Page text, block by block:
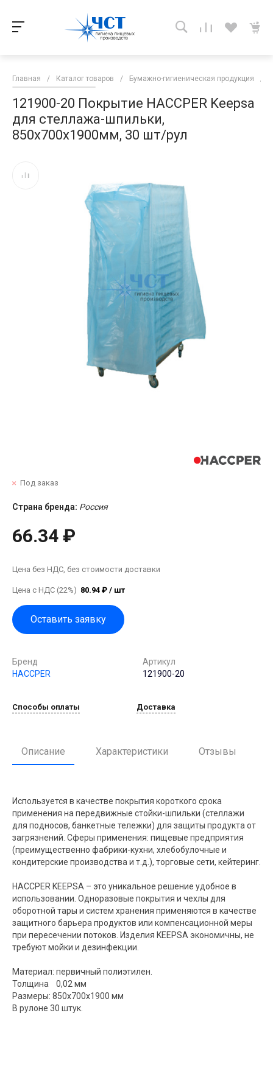
Главная / Каталог товаров / Бумажно-гигиеническая продукция /
121900-20 Покрытие HACCPER Keepsa
для стеллажа-шпильки,
850х700х1900мм, 30 шт/рул
Под заказ
Страна бренда: Россия
66.34 ₽
Цена без НДС, без стоимости доставки
Цена с НДС (22%) 80.94 ₽ / шт
Оставить заявку
Бренд
HACCPER
Артикул
121900-20
Способы оплаты Доставка
Описание Характеристики Отзывы
Используется в качестве покрытия короткого срока
применения на передвижные стойки-шпильки (стеллажи
для подносов, банкетные тележки) для защиты продукта от
загрязнений. Сферы применения: пищевые предприятия
(преимущественно фабрики-кухни, хлебобулочные и
кондитерские производства и т.д.), торговые сети, кейтеринг.
HACCPER KEEPSA – это уникальное решение удобное в
использовании. Одноразовые покрытия и чехлы для
оборотной тары и систем хранения применяются в качестве
защитного барьера продуктов или компенсационной меры
при пересечении потоков. Изделия KEEPSA экономичны, не
требуют мойки и дезинфекции.
Материал: первичный полиэтилен.
Толщина 0,02 мм
Размеры: 850х700х1900 мм
В рулоне 30 штук.